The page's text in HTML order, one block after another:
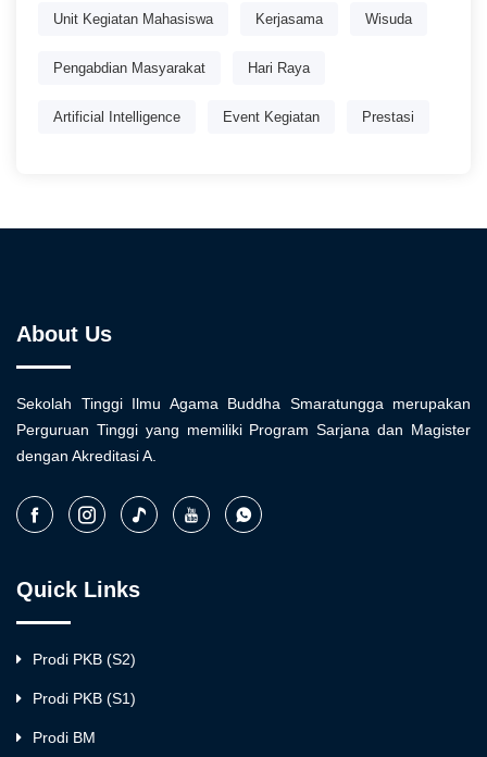
Unit Kegiatan Mahasiswa Kerjasama Wisuda
Pengabdian Masyarakat Hari Raya
Artificial Intelligence Event Kegiatan Prestasi
About Us
Sekolah Tinggi Ilmu Agama Buddha Smaratungga merupakan
Perguruan Tinggi yang memiliki Program Sarjana dan Magister
dengan Akreditasi A.
Quick Links
Prodi PKB (S2)
Prodi PKB (S1)
Prodi BM